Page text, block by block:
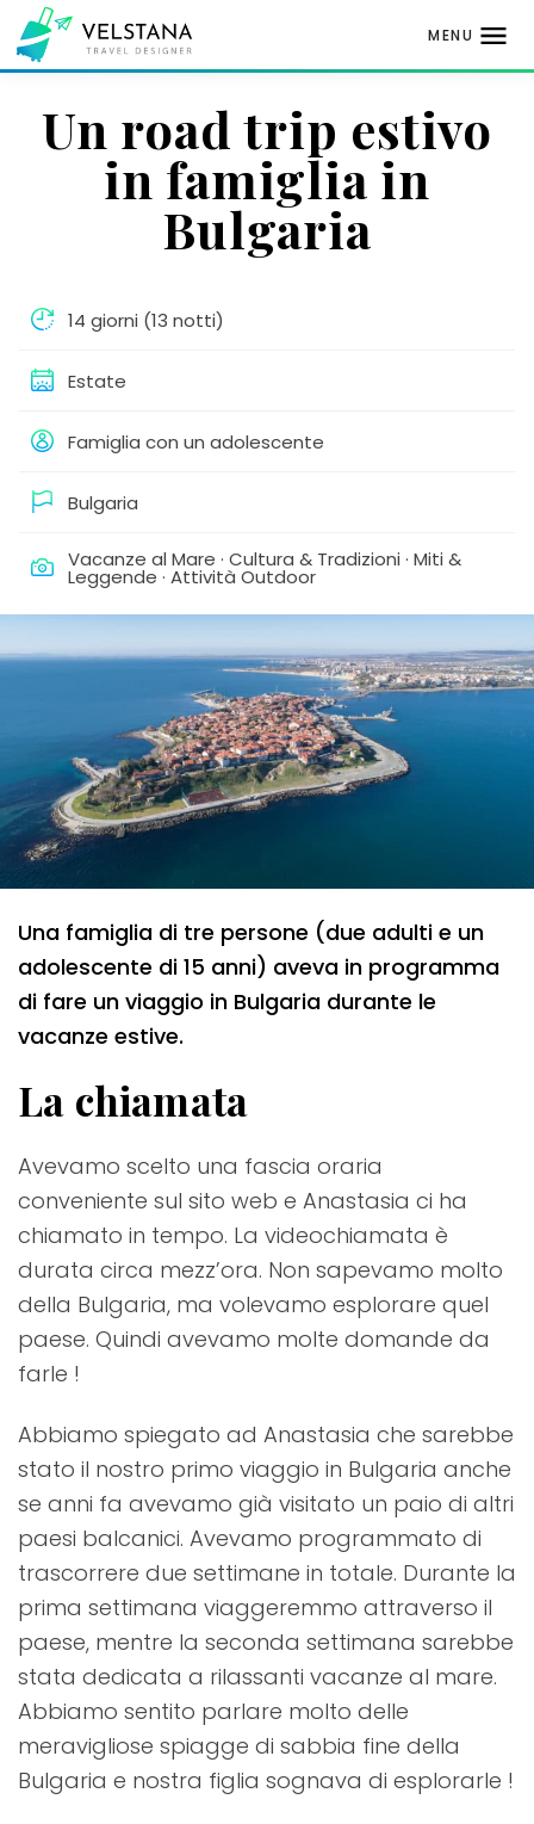
contenuto
MENU
Un road trip estivo
in famiglia in
Bulgaria
14 giorni (13 notti)
Estate
Famiglia con un adolescente
Bulgaria
Vacanze al Mare · Cultura & Tradizioni · Miti &
Leggende · Attività Outdoor
Una famiglia di tre persone (due adulti e un
adolescente di 15 anni) aveva in programma
di fare un viaggio in Bulgaria durante le
vacanze estive.
La chiamata
Avevamo scelto una fascia oraria
conveniente sul sito web e Anastasia ci ha
chiamato in tempo. La videochiamata è
durata circa mezz’ora. Non sapevamo molto
della Bulgaria, ma volevamo esplorare quel
paese. Quindi avevamo molte domande da
farle !
Abbiamo spiegato ad Anastasia che sarebbe
stato il nostro primo viaggio in Bulgaria anche
se anni fa avevamo già visitato un paio di altri
paesi balcanici. Avevamo programmato di
trascorrere due settimane in totale. Durante la
prima settimana viaggeremmo attraverso il
paese, mentre la seconda settimana sarebbe
stata dedicata a rilassanti vacanze al mare.
Abbiamo sentito parlare molto delle
meravigliose spiagge di sabbia fine della
Bulgaria e nostra figlia sognava di esplorarle !